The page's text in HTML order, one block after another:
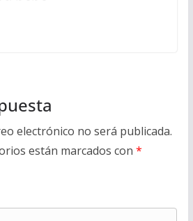
electrónico no será publicada.
están marcados con *